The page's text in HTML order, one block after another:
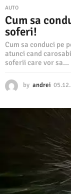
AUTO
Cum sa
soferi!
Cum sa conduci pe
atunci cand
soferii care vor sa...
by andrei